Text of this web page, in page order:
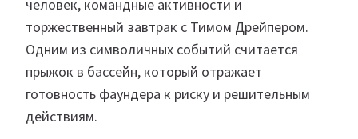
человек, командные активности и
торжественный завтрак с Тимом Дрейпером.
Одним из символичных событий считается
прыжок в бассейн, который отражает
готовность фаундера к риску и решительным
действиям.